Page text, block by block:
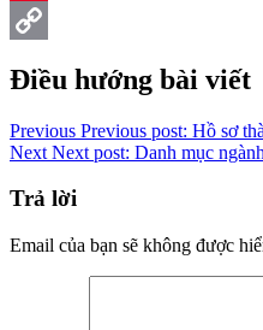
Pinterest
Điều hướng bài viết
Previous Previous post: Hồ sơ
Next Next post: Danh mục
Trả lời
Email của bạn sẽ không được